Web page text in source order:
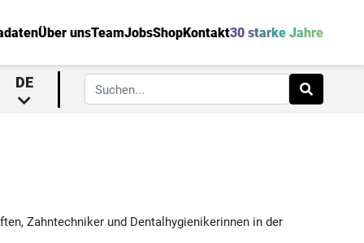
Über unsTeamJobsShopKontakt30 starke Jahre
DE
Zahntechniker und Dentalhygienikerinnen in der